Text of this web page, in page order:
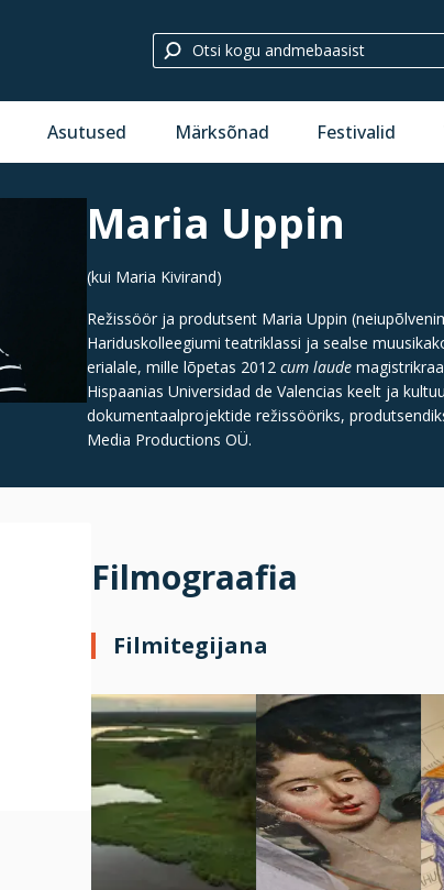
Asutused Märksõnad Festivalid
Maria Uppin
(kui Maria Kivirand)
Režissöör ja produtsent Maria Uppin
Hariduskolleegiumi teatriklassi ja sealse
erialale, mille lõpetas 2012 cum laude
Hispaanias Universidad de Valencias keelt ja
dokumentaalprojektide režissööriks,
Media Productions OÜ.
Filmograafia
Filmitegijana